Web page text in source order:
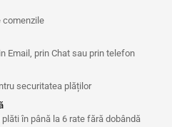
comenzile
Email, prin Chat sau prin telefon
securitatea plăților
în până la 6 rate fără dobândă